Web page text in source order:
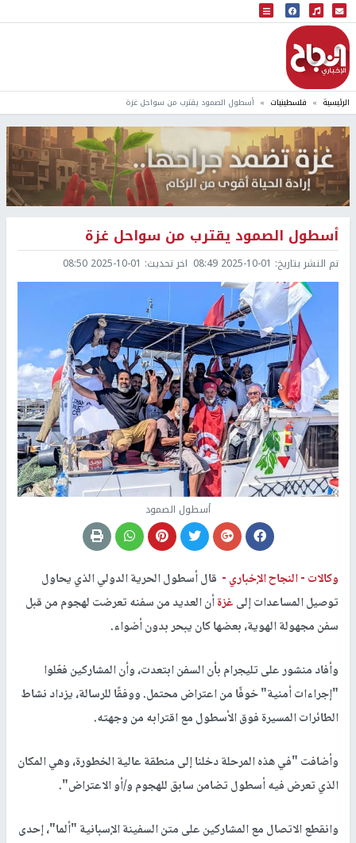
البث المباشر
إذاعة النجاح
الرئيسية فلسطينيات أسطول الصمود يقترب من سواحل غزة
أسطول الصمود يقترب من سواحل غزة
تم النشر بتاريخ: 2025-10-01 08:49 اخر تحديث: 2025-10-01 08:50
أسطول الصمود
وكالات -النجاح الإخباري - قال أسطول الحرية الدولي الذي يحاول
توصيل المساعدات إلىغزةأن العديد من سفنه تعرضت لهجوم من قبل
سفن مجهولة الهوية، بعضها كان يبحر بدون أضواء.
وأفاد منشور على تليجرام بأن السفن ابتعدت، وأن المشاركين فعّلوا
"إجراءات أمنية" خوفًا من اعتراض محتمل. ووفقًا للرسالة، يزداد نشاط
الطائرات المسيرة فوق الأسطول مع اقترابه من وجهته.
وأضافت "في هذه المرحلة دخلنا إلى منطقة عالية الخطورة، وهي المكان
الذي تعرض فيه أسطول تضامن سابق للهجوم و/أو الاعتراض".
وانقطع الاتصال مع المشاركين على متن السفينة الإسبانية "ألما"، إحدى